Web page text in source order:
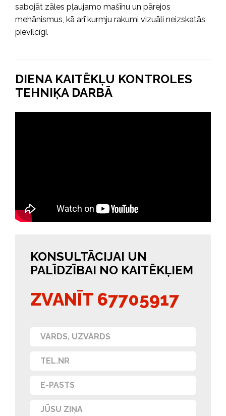
sabojāt zāles pļaujamo mašīnu un pārejos
mehānismus, kā arī kurmju rakumi vizuāli neizskatās
pievilcīgi.
DIENA KAITĒKĻU KONTROLES
TEHNIĶA DARBĀ
KONSULTĀCIJAI UN
PALĪDZĪBAI NO KAITĒKĻIEM
ZVANĪT 67705917